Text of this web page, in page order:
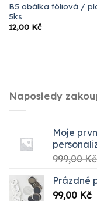
B5 obálka fóliová /
5ks
12,00 Kč
Naposledy
Moje
999,00Kč
Prázdné
99,00 Kč